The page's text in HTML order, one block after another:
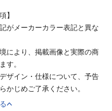
】
がメーカーカラー表記と異な
により、掲載画像と実際の商
す。
ザイン・仕様について、予告
かじめご了承ください。